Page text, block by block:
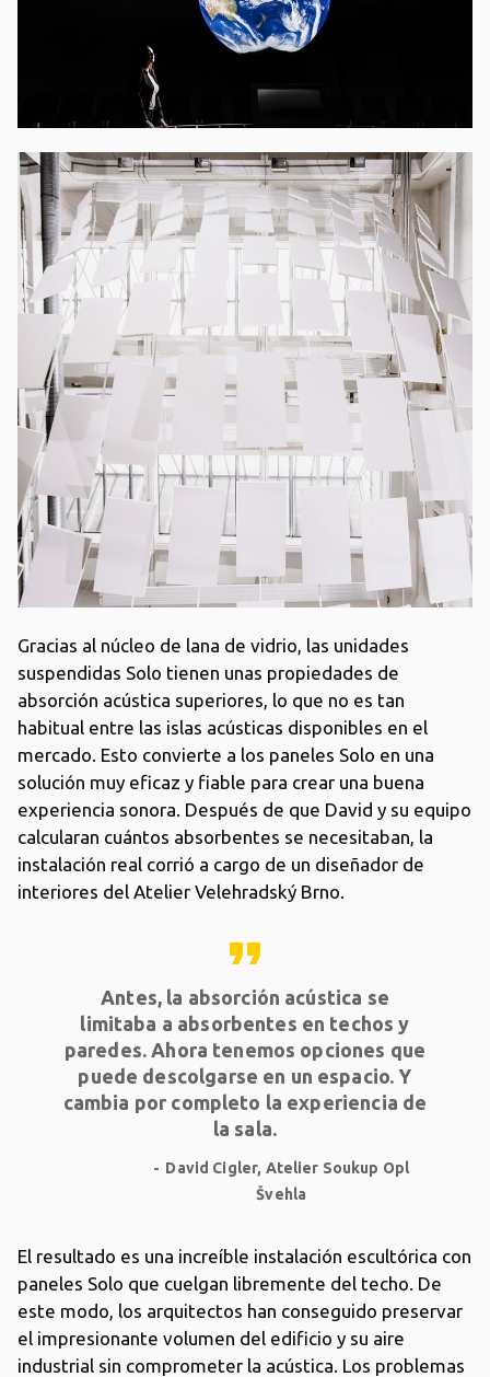
Gracias al núcleo de lana de vidrio, las unidades
suspendidas Solo tienen unas propiedades de
absorción acústica superiores, lo que no es tan
habitual entre las islas acústicas disponibles en el
mercado. Esto convierte a los paneles Solo en una
solución muy eficaz y fiable para crear una buena
experiencia sonora. Después de que David y su equipo
calcularan cuántos absorbentes se necesitaban, la
instalación real corrió a cargo de un diseñador de
interiores del Atelier Velehradský Brno.
format_quote
Antes, la absorción acústica se
limitaba a absorbentes en techos y
paredes. Ahora tenemos opciones que
puede descolgarse en un espacio. Y
cambia por completo la experiencia de
la sala.
David Cigler, Atelier Soukup Opl
Švehla
El resultado es una increíble instalación escultórica con
paneles Solo que cuelgan libremente del techo. De
este modo, los arquitectos han conseguido preservar
el impresionante volumen del edificio y su aire
industrial sin comprometer la acústica. Los problemas